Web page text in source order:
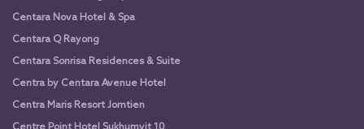
Centara Nova Hotel & Spa
Centara Q Rayong
Centara Sonrisa Residences & Suite
Centra by Centara Avenue Hotel
Centra Maris Resort Jomtien